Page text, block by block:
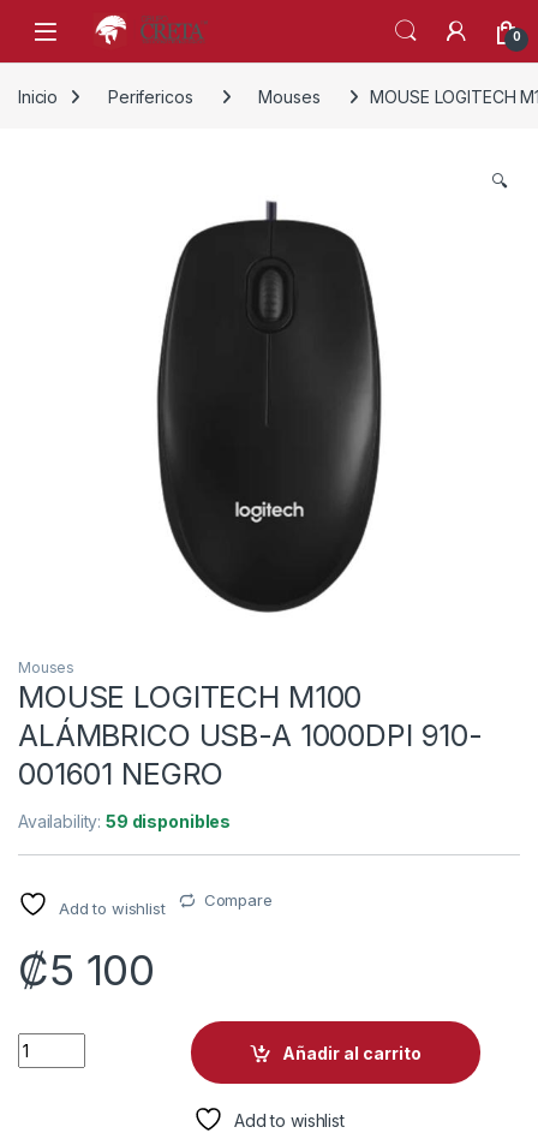
Skip to navigation
Skip to content
0
Inicio Perifericos Mouses MOUSE LOGITECH
🔍
Mouses
MOUSE LOGITECH M100
ALÁMBRICO USB-A 1000DPI 910-
001601 NEGRO
Availability:59 disponibles
Add to wishlist Compare
₡5 100
MOUSE LOGITECH M100 ALÁMBRICO USB-A 1000DPI 910-
Añadir al carrito
Add to wishlist